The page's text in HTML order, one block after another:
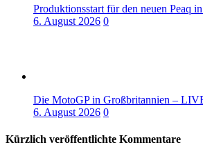
Produktionsstart für den neuen Peaq
6. August 2026 0
Die MotoGP in Großbritannien –
6. August 2026 0
Kürzlich veröffentlichte Kommentare